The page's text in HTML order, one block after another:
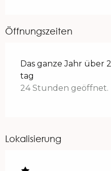
Öffnungszeiten
Das ganze Jahr über
tag
24 Stunden geöffnet.
Lokalisierung